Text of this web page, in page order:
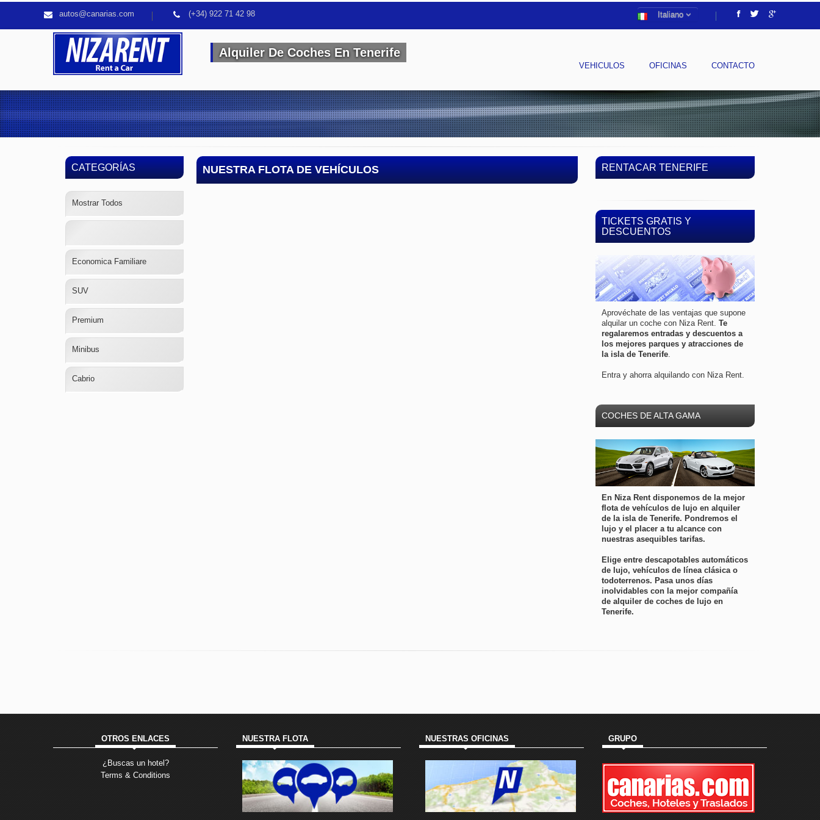
autos@canarias.com (+34) 922 71 42 98 Italiano
Alquiler De Coches En Tenerife
VEHICULOS OFICINAS CONTACTO
CATEGORÍAS
Mostrar Todos
Economica Familiare
SUV
Premium
Minibus
Cabrio
NUESTRA FLOTA DE VEHÍCULOS RENTACAR TENERIFE
TICKETS GRATIS Y
DESCUENTOS
Aprovéchate de las ventajas que supone
alquilar un coche con Niza Rent.Te
regalaremos entradas y descuentos a
los mejores parques y atracciones de
la isla de Tenerife.
Entra y ahorra alquilando con Niza Rent.
COCHES DE ALTA GAMA
En Niza Rent disponemos de la mejor
flota de vehículos de lujo en alquiler
de la isla de Tenerife. Pondremos el
lujo y el placer a tu alcance con
nuestras asequibles tarifas.
Elige entre descapotables automáticos
de lujo, vehículos de línea clásica o
todoterrenos. Pasa unos días
inolvidables con la mejor compañía
de alquiler de coches de lujo en
Tenerife.
OTROS ENLACES
¿Buscas un hotel?
Terms & Conditions
NUESTRA FLOTA NUESTRAS OFICINAS GRUPO